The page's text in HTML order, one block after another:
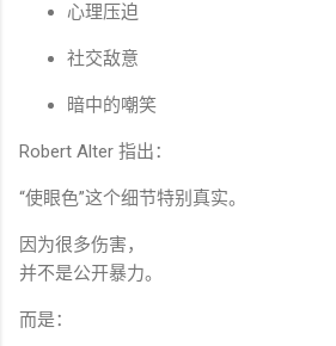
心理压迫
社交敌意
暗中的嘲笑
Robert Alter 指出：
“使眼色”这个细节特别真实。
因为很多伤害，
并不是公开暴力。
而是：